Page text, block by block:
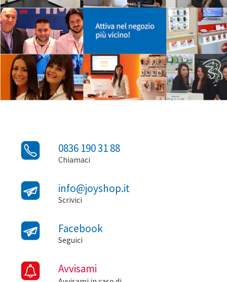
0836 190 31 88
Chiamaci
info@joyshop.it
Scrivici
Facebook
Seguici
Avvisami